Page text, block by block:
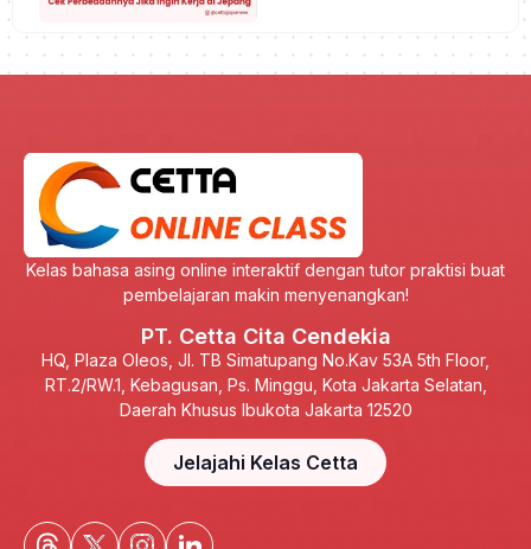
Kelas bahasa asing online interaktif dengan tutor praktisi buat
pembelajaran makin menyenangkan!
PT. Cetta Cita Cendekia
HQ, Plaza Oleos, Jl. TB Simatupang No.Kav 53A 5th Floor,
RT.2/RW.1, Kebagusan, Ps. Minggu, Kota Jakarta Selatan,
Daerah Khusus Ibukota Jakarta 12520
Jelajahi Kelas Cetta